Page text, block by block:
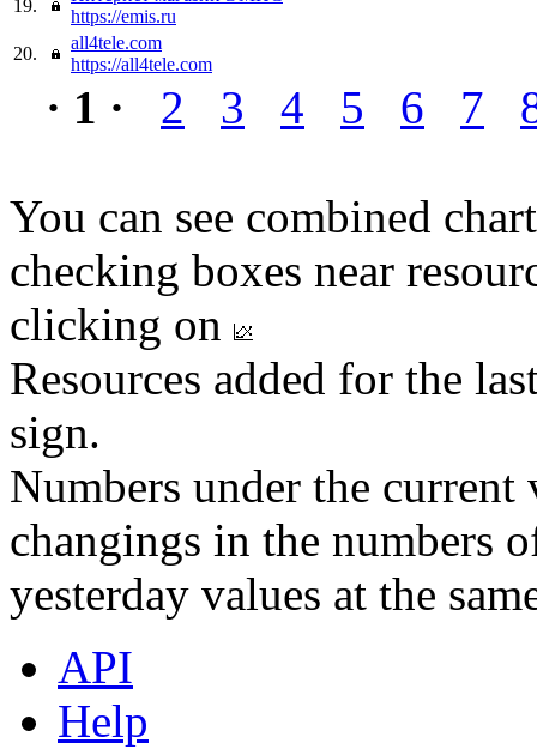
19.
https://emis.ru
20.
all4tele.com
https://all4tele.com
· 1 · 2 3 4 5 6 7
You can see combined
checking boxes near
clicking on
Resources added for the
sign.
Numbers under the
changings in the numbers
yesterday values at the
API
Help